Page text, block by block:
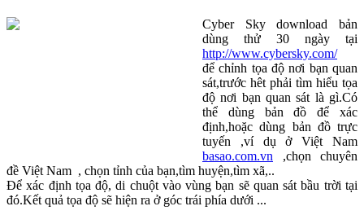
Cyber Sky download bản
dùng thử 30 ngày tại
http://www.cybersky.com/
để chỉnh tọa độ nơi bạn quan
sát,trước hêt phải tìm hiểu tọa
độ nơi bạn quan sát là gì.Có
thể dùng bản đồ để xác
định,hoặc dùng bản đồ trực
tuyến ,ví dụ ở Việt Nam
basao.com.vn ,chọn chuyên
đề Việt Nam , chọn tỉnh của bạn,tìm huyện,tìm xã,..
Để xác định tọa độ, di chuột vào vùng bạn sẽ quan sát bầu trời tại
đó.Kết quả tọa độ sẽ hiện ra ở góc trái phía dưới ...